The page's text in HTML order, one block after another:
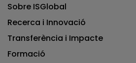
Sobre ISGlobal
Recerca i Innovació
Transferència i Impacte
Formació